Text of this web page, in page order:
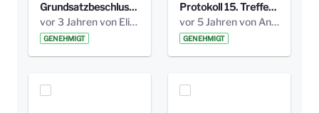
Grundsatzbeschluss Bismarckplatz_440_2021.pdf
vor 3 Jahren von Elisa Söll
GENEHMIGT
Protokoll 15. Treffen 20161006 AG Bismarckplatz.pdf
vor 5 Jahren von Anni Schlumberger
GENEHMIGT